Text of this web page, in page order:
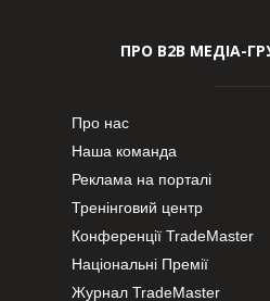
ПРО В2В МЕДІА-
Про нас
Наша команда
Реклама на порталі
Тренінговий центр
Конференції TradeMaster
Національні Премії
Журнал TradeMaster